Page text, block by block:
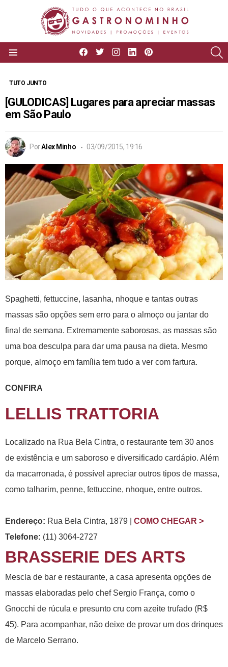
facebooktwitterinstagram
linkedin
TUTO JUNTO
[GULODICAS] Lugares para apreciar massas
em São Paulo
PorAlex Minho 03/09/2015, 19:16
Spaghetti, fettuccine, lasanha, nhoque e tantas outras
massas são opções sem erro para o almoço ou jantar do
final de semana. Extremamente saborosas, as massas são
uma boa desculpa para dar uma pausa na dieta. Mesmo
porque, almoço em família tem tudo a ver com fartura.
CONFIRA
LELLIS TRATTORIA
Localizado na Rua Bela Cintra, o restaurante tem 30 anos
de existência e um saboroso e diversificado cardápio. Além
da macarronada, é possível apreciar outros tipos de massa,
como talharim, penne, fettuccine, nhoque, entre outros.
Endereço: Rua Bela Cintra, 1879 | COMO CHEGAR >
Telefone: (11) 3064-2727
BRASSERIE DES ARTS
Mescla de bar e restaurante, a casa apresenta opções de
massas elaboradas pelo chef Sergio França, como o
Gnocchi de rúcula e presunto cru com azeite trufado (R$
45). Para acompanhar, não deixe de provar um dos drinques
de Marcelo Serrano.